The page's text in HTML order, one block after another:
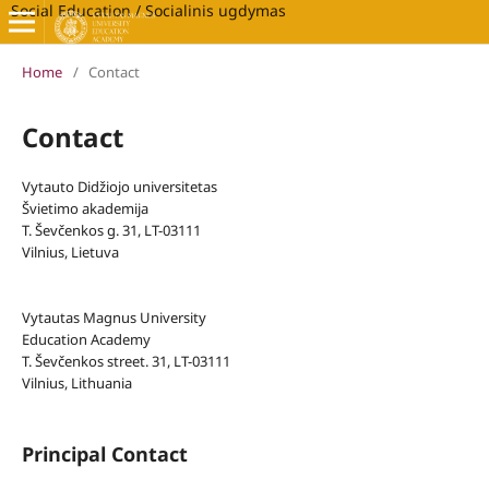
Social Education / Socialinis ugdymas
Home / Contact
Contact
Vytauto Didžiojo universitetas
Švietimo akademija
T. Ševčenkos g. 31, LT-03111
Vilnius, Lietuva
Vytautas Magnus University
Education Academy
T. Ševčenkos street. 31, LT-03111
Vilnius, Lithuania
Principal Contact